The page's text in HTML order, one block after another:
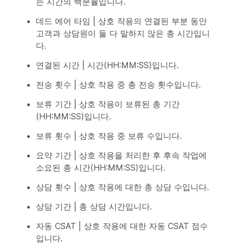
데드 에어 타임 | 상호 작용의 연결된 부분 동안
고객과 상담원이 둘 다 말하지 않은 총 시간입니
다.
연결된 시간 | 시간(HH:MM:SS)입니다.
전송 횟수 | 상호 작용 중 총 전송 횟수입니다.
보류 기간 | 상호 작용이 보류된 총 기간
(HH:MM:SS)입니다.
보류 횟수 | 상호 작용 중 보류 수입니다.
요약 기간 | 상호 작용을 처리한 후 후속 작업에
소요된 총 시간(HH:MM:SS)입니다.
상담 횟수 | 상호 작용에 대한 총 상담 수입니다.
상담 기간 | 총 상담 시간입니다.
자동 CSAT | 상호 작용에 대한 자동 CSAT 점수
입니다.